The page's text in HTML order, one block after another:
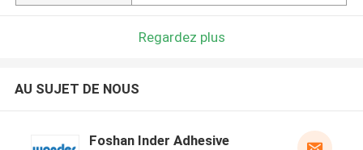
Regardez plus
AU SUJET DE NOUS
Foshan Inder Adhesive